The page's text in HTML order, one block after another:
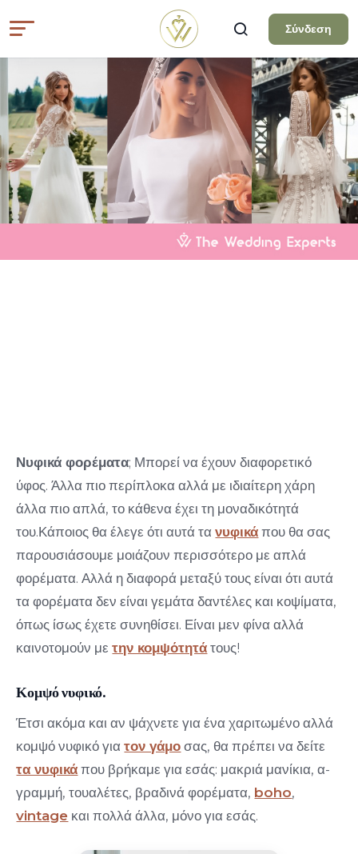
Σύνδεση
Νυφικά φορέματα; Μπορεί να έχουν διαφορετικό
ύφος. Άλλα πιο περίπλοκα αλλά με ιδιαίτερη χάρη
άλλα πιο απλά, το κάθενα έχει τη μοναδικότητά
του.Κάποιος θα έλεγε ότι αυτά τανυφικά που θα σας
παρουσιάσουμε μοιάζουν περισσότερο με απλά
φορέματα. Αλλά η διαφορά μεταξύ τους είναι ότι αυτά
τα φορέματα δεν είναι γεμάτα δαντέλες και κοψίματα,
όπως ίσως έχετε συνηθίσει. Είναι μεν φίνα αλλά
καινοτομούν μετην κομψότητά τους!
Κομψό νυφικό.
Έτσι ακόμα και αν ψάχνετε για ένα χαριτωμένο αλλά
κομψό νυφικό γιατον γάμο σας, θα πρέπει να δείτε
τα νυφικά που βρήκαμε για εσάς: μακριά μανίκια, α-
γραμμή, τουαλέτες, βραδινά φορέματα, boho,
vintage και πολλά άλλα, μόνο για εσάς.